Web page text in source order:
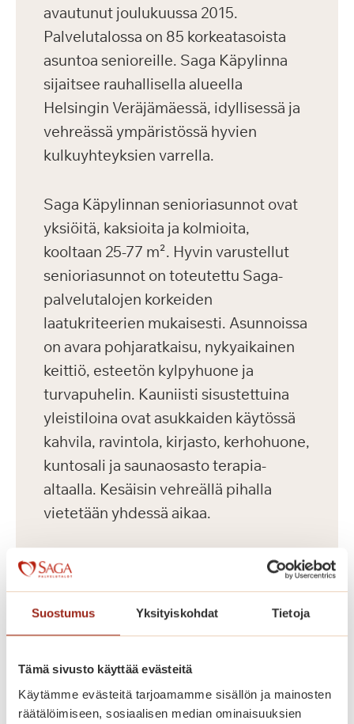
Suostumus Yksityiskohdat Tietoja
Tämä sivusto käyttää evästeitä
Käytämme evästeitä tarjoamamme sisällön ja mainosten
räätälöimiseen, sosiaalisen median ominaisuuksien
avautunut joulukuussa 2015.
Palvelutalossa on 85 korkeatasoista
asuntoa senioreille. Saga Käpylinna
sijaitsee rauhallisella alueella
Helsingin Veräjämäessä, idyllisessä ja
vehreässä ympäristössä hyvien
kulkuyhteyksien varrella.
Saga Käpylinnan senioriasunnot ovat
yksiöitä, kaksioita ja kolmioita,
kooltaan 25-77 m². Hyvin varustellut
senioriasunnot on toteutettu Saga-
palvelutalojen korkeiden
laatukriteerien mukaisesti. Asunnoissa
on avara pohjaratkaisu, nykyaikainen
keittiö, esteetön kylpyhuone ja
turvapuhelin. Kauniisti sisustettuina
yleistiloina ovat asukkaiden käytössä
kahvila, ravintola, kirjasto, kerhohuone,
kuntosali ja saunaosasto terapia-
altaalla. Kesäisin vehreällä pihalla
vietetään yhdessä aikaa.
Saga Käpylinnan asumiskuluun
tilojen käyttö. Jokaisella asukkaalla on
lisäksi yksilöllinen palvelupaketti.
Katso vapaat senioriasunnot